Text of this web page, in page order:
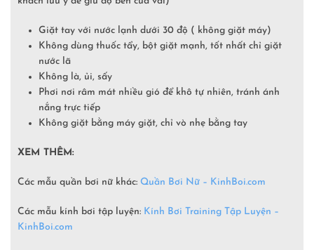
Giặt tay với nước lạnh dưới 30 độ ( không giặt máy)
Không dùng thuốc tẩy, bột giặt mạnh, tốt nhất chỉ giặt
nước lã
Không là, ủi, sấy
Phơi nơi râm mát nhiều gió để khô tự nhiên, tránh ánh
nắng trực tiếp
Không giặt bằng máy giặt, chỉ vò nhẹ bằng tay
XEM THÊM:
Các mẫu quần bơi nữ khác: Quần Bơi Nữ – KinhBoi.com
Các mẫu kính bơi tập luyện: Kính Bơi Training Tập Luyện –
KinhBoi.com